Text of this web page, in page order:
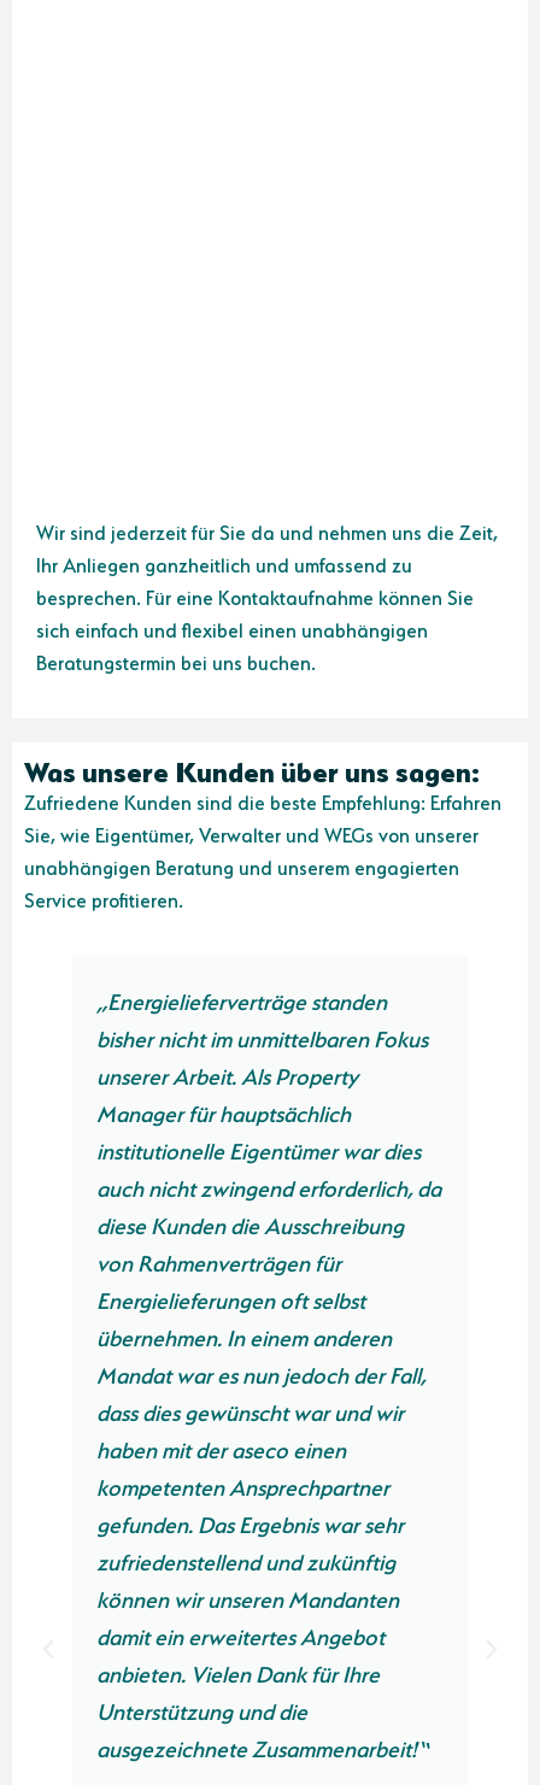
Wir sind jederzeit für Sie da und nehmen uns die Zeit,
Ihr Anliegen ganzheitlich und umfassend zu
besprechen. Für eine Kontaktaufnahme können Sie
sich einfach und flexibel einen unabhängigen
Beratungstermin bei uns buchen.
Was unsere Kunden über uns sagen:
Zufriedene Kunden sind die beste Empfehlung: Erfahren
Sie, wie Eigentümer, Verwalter und WEGs von unserer
unabhängigen Beratung und unserem engagierten
Service profitieren.
„Energielieferverträge standen
bisher nicht im unmittelbaren Fokus
unserer Arbeit. Als Property
Manager für hauptsächlich
institutionelle Eigentümer war dies
auch nicht zwingend erforderlich, da
diese Kunden die Ausschreibung
von Rahmenverträgen für
Energielieferungen oft selbst
übernehmen. In einem anderen
Mandat war es nun jedoch der Fall,
dass dies gewünscht war und wir
haben mit der aseco einen
kompetenten Ansprechpartner
gefunden. Das Ergebnis war sehr
zufriedenstellend und zukünftig
können wir unseren Mandanten
damit ein erweitertes Angebot
anbieten. Vielen Dank für Ihre
Unterstützung und die
ausgezeichnete Zusammenarbeit!“